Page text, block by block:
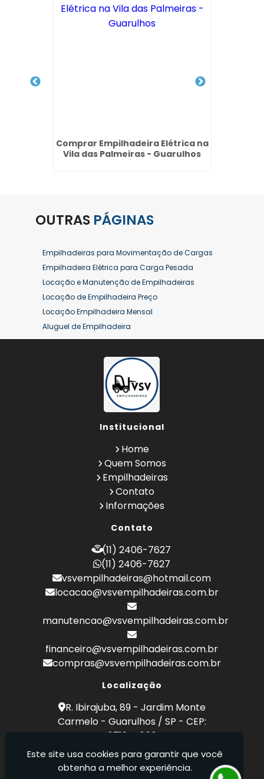
Comprar Empilhadeira Elétrica na
Vila das Palmeiras - Guarulhos
OUTRAS PÁGINAS
Empilhadeiras para Movimentação de Cargas
Empilhadeira Elétrica para Carga Pesada
Locação e Manutenção de Empilhadeiras
Locação de Empilhadeira Preço
Locação Empilhadeira Mensal
Aluguel de Empilhadeira
Aluguel de Empilhadeira a Combustão
Aluguel de Empilhadeira Diária Valor
Aluguel de Empilhadeira Elétrica
Aluguel de Empilhadeira Elétrica Preço
Aluguel de Empilhadeira Mensal
Aluguel de Empilhadeira Preço
Aluguel de Empilhadeira Valor
Aluguel de Empilhadeiras Eletricas
Conserto de Empilhadeira
Contrato de Locação de Empilhadeira
Empilhadeira a Combustão
Empilhadeira a Combustão Hyster
Empilhadeira Hyster
Empilhadeira Hyster Preço
Empilhadeira Locação
Empilhadeira Toyota
Empresa de Empilhadeira
Empresa de Locação de Empilhadeira
Empresa de Manutenção de Empilhadeira
Empresas de Manutenção de Empilhadeiras
Locação de Empilhadeira
Locação de Empilhadeiras Eletricas
Locação Empilhadeira Hyster
Locação Empilhadeira para Hipermercados
Manutenção de Empilhadeiras
Manutenção em Empilhadeiras
Peças de Empilhadeiras
Peças para Empilhadeiras
Institucional
Home
Quem Somos
Empilhadeiras
Contato
Informações
Contato
(11) 2406-7627
(11) 2406-7627
vsvempilhadeiras@hotmail.com
locacao@vsvempilhadeiras.com.br
manutencao@vsvempilhadeiras.com.br
financeiro@vsvempilhadeiras.com.br
compras@vsvempilhadeiras.com.br
Localização
R. Ibirajuba, 89 - Jardim Monte
Carmelo - Guarulhos / SP - CEP:
07194-000
VSV Empilhadeiras - Venda, locação e
manutenção de empilhadeiras
Este site usa cookies para garantir que você
obtenha a melhor experiência.